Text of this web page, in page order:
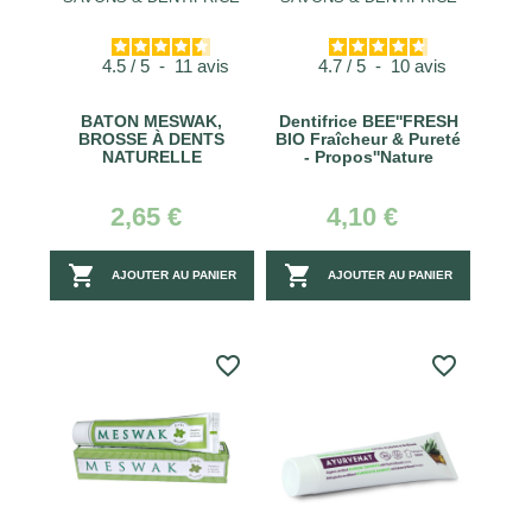
4.5 / 5 - 11avis
BATON MESWAK,
BROSSE À DENTS
NATURELLE
2,65 €
 AJOUTER AU PANIER
4.7 / 5 - 10 avis
Dentifrice BEE''FRESH
BIO Fraîcheur & Pureté
- Propos''Nature
4,10 €
 AJOUTER AU PANIER
favorite_border favorite_border